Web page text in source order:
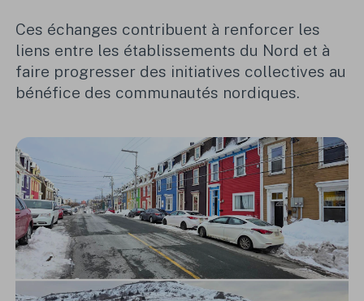
Ces échanges contribuent à renforcer les
liens entre les établissements du Nord et à
faire progresser des initiatives collectives au
bénéfice des communautés nordiques.